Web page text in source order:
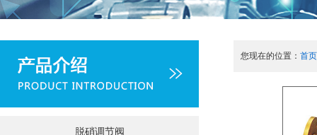
脱硝调节阀
您现在的位置： 首页